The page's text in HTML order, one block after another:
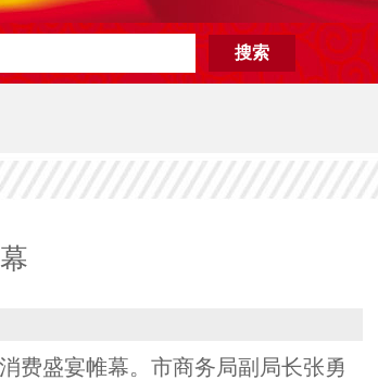
费盛宴帷幕。市商务局副局长张勇